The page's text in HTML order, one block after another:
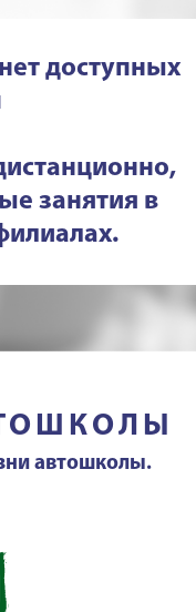
доступных
занятия в
автошколы.